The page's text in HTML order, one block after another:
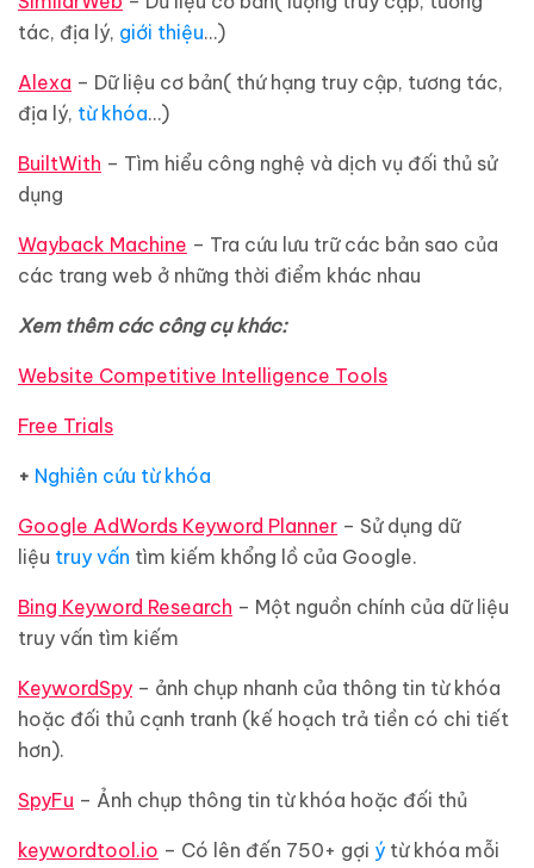
tác, địa lý, giới thiệu…)
Alexa – Dữ liệu cơ bản( thứ hạng truy cập, tương tác,
địa lý, từ khóa…)
BuiltWith – Tìm hiểu công nghệ và dịch vụ đối thủ sử
dụng
Wayback Machine – Tra cứu lưu trữ các bản sao của
các trang web ở những thời điểm khác nhau
Xem thêm các công cụ khác:
Website Competitive Intelligence Tools
Free Trials
+ Nghiên cứu từ khóa
Google AdWords Keyword Planner – Sử dụng dữ
liệu truy vấn tìm kiếm khổng lồ của Google.
Bing Keyword Research – Một nguồn chính của dữ liệu
truy vấn tìm kiếm
KeywordSpy – ảnh chụp nhanh của thông tin từ khóa
hoặc đối thủ cạnh tranh (kế hoạch trả tiền có chi tiết
hơn).
SpyFu – Ảnh chụp thông tin từ khóa hoặc đối thủ
keywordtool.io – Có lên đến 750+ gợi ý từ khóa mỗi